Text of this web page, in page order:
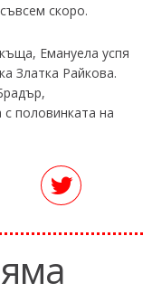
скоро.
Емануела успя
Златка Райкова.
половинката на